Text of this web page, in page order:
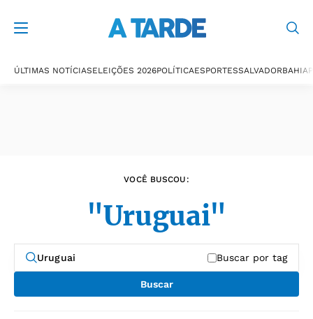
ÚLTIMAS NOTÍCIASELEIÇÕES 2026POLÍTICAESPORTESSALVADORBAHIA
VOCÊ BUSCOU:
"Uruguai"
Buscar por tag
Buscar